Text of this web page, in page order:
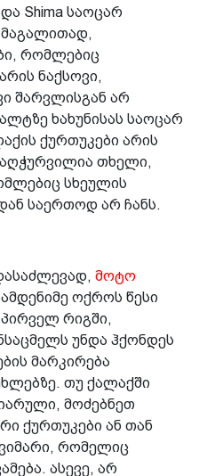
Shima საოცარ
რომლებიც
ნაქსოვი,
შარვლისგან არ
ხახუნისას საოცარ
ქურთუკები არის
თხელი,
სხეულის
საერთოდ არ ჩანს.
მოტო
ოქროს წესი
რიგში,
უნდა ჰქონდეს
მარკირება
თუ ქალაქში
მოძებნეთ
ქურთუკები ან თან
რომელიც
ასევე, არ